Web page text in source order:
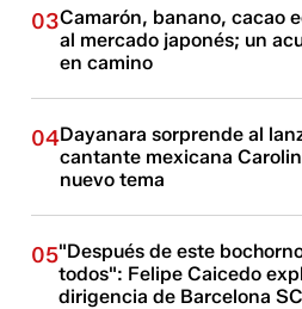
03Camarón, banano, cacao
al mercado japonés; un
en camino
04Dayanara sorprende al
cantante mexicana
nuevo tema
05"Después de este
todos": Felipe Caicedo
dirigencia de Barcelona SC